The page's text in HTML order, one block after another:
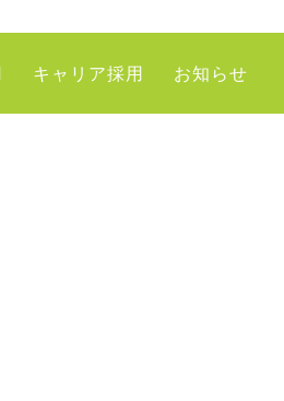
キャリア採用 お知らせ